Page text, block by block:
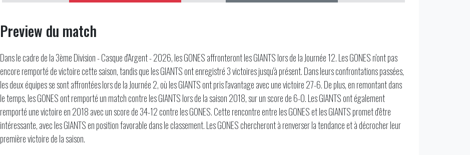
Preview du match
Dans le cadre de la 3ème Division - Casque d'Argent - 2026, les GONES affronteront les GIANTS lors de la Journée 12. Les GONES n'ont pas
encore remporté de victoire cette saison, tandis que les GIANTS ont enregistré 3 victoires jusqu'à présent. Dans leurs confrontations passées,
les deux équipes se sont affrontées lors de la Journée 2, où les GIANTS ont pris l'avantage avec une victoire 27-6. De plus, en remontant dans
le temps, les GONES ont remporté un match contre les GIANTS lors de la saison 2018, sur un score de 6-0. Les GIANTS ont également
remporté une victoire en 2018 avec un score de 34-12 contre les GONES. Cette rencontre entre les GONES et les GIANTS promet d'être
intéressante, avec les GIANTS en position favorable dans le classement. Les GONES chercheront à renverser la tendance et à décrocher leur
première victoire de la saison.